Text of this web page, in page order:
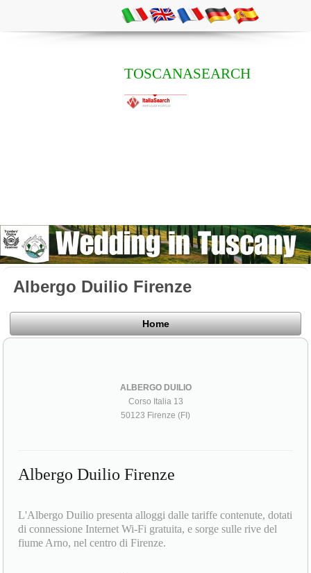
TOSCANASEARCH
Albergo Duilio Firenze
Home
ALBERGO DUILIO
Corso Italia 13
50123 Firenze (FI)
Albergo Duilio Firenze
L'Albergo Duilio presenta alloggi dalle tariffe contenute, dotati
di connessione Internet Wi-Fi gratuita, e sorge sulle rive del
fiume Arno, nel centro di Firenze.